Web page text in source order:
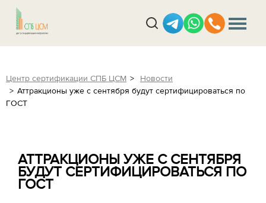
Центр сертификации СПБ ЦСМ
Новости
Аттракционы уже с сентября будут сертифицироваться по
ГОСТ
АТТРАКЦИОНЫ УЖЕ С СЕНТЯБРЯ
БУДУТ СЕРТИФИЦИРОВАТЬСЯ ПО
ГОСТ